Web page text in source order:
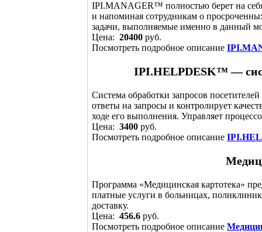
IPI.MANAGER™ полностью берет на
и напоминая сотрудникам о
задачи, выполняемые именно в данный
Цена: 20400 руб.
Посмотреть подробное описание
IPI.HELPDESK™ —
Система обработки запросов
ответы на запросы и контролирует
ходе его выполнения. Управляет
Цена: 3400 руб.
Посмотреть подробное описание
Программа «Медицинская картотека»
платные услуги в больницах,
доставку.
Цена: 456.6 руб.
Посмотреть подробное описание